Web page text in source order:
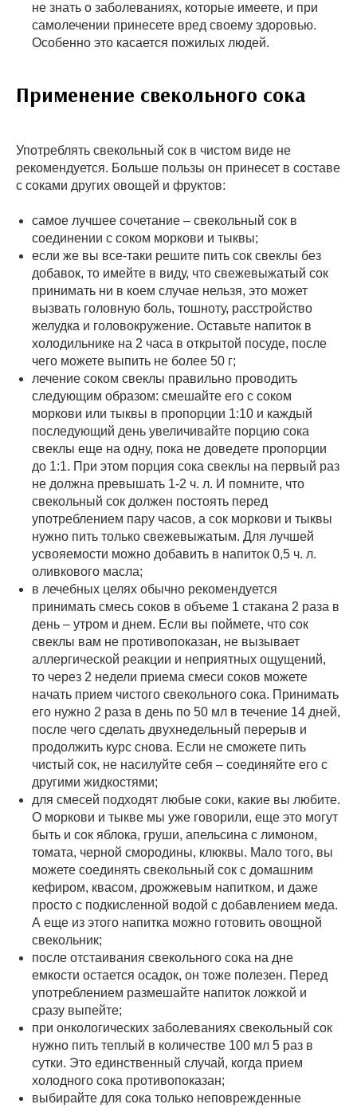
не знать о заболеваниях, которые имеете, и при
самолечении принесете вред своему здоровью.
Особенно это касается пожилых людей.
Применение свекольного сока
Употреблять свекольный сок в чистом виде не
рекомендуется. Больше пользы он принесет в составе
с соками других овощей и фруктов:
самое лучшее сочетание – свекольный сок в
соединении с соком моркови и тыквы;
если же вы все-таки решите пить сок свеклы без
добавок, то имейте в виду, что свежевыжатый сок
принимать ни в коем случае нельзя, это может
вызвать головную боль, тошноту, расстройство
желудка и головокружение. Оставьте напиток в
холодильнике на 2 часа в открытой посуде, после
чего можете выпить не более 50 г;
лечение соком свеклы правильно проводить
следующим образом: смешайте его с соком
моркови или тыквы в пропорции 1:10 и каждый
последующий день увеличивайте порцию сока
свеклы еще на одну, пока не доведете пропорции
до 1:1. При этом порция сока свеклы на первый раз
не должна превышать 1-2 ч. л. И помните, что
свекольный сок должен постоять перед
употреблением пару часов, а сок моркови и тыквы
нужно пить только свежевыжатым. Для лучшей
усвояемости можно добавить в напиток 0,5 ч. л.
оливкового масла;
в лечебных целях обычно рекомендуется
принимать смесь соков в объеме 1 стакана 2 раза в
день – утром и днем. Если вы поймете, что сок
свеклы вам не противопоказан, не вызывает
аллергической реакции и неприятных ощущений,
то через 2 недели приема смеси соков можете
начать прием чистого свекольного сока. Принимать
его нужно 2 раза в день по 50 мл в течение 14 дней,
после чего сделать двухнедельный перерыв и
продолжить курс снова. Если не сможете пить
чистый сок, не насилуйте себя – соединяйте его с
другими жидкостями;
для смесей подходят любые соки, какие вы любите.
О моркови и тыкве мы уже говорили, еще это могут
быть и сок яблока, груши, апельсина с лимоном,
томата, черной смородины, клюквы. Мало того, вы
можете соединять свекольный сок с домашним
кефиром, квасом, дрожжевым напитком, и даже
просто с подкисленной водой с добавлением меда.
А еще из этого напитка можно готовить овощной
свекольник;
после отстаивания свекольного сока на дне
емкости остается осадок, он тоже полезен. Перед
употреблением размешайте напиток ложкой и
сразу выпейте;
при онкологических заболеваниях свекольный сок
нужно пить теплый в количестве 100 мл 5 раз в
сутки. Это единственный случай, когда прием
холодного сока противопоказан;
выбирайте для сока только неповрежденные